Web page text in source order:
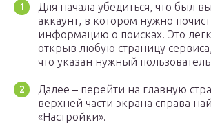
Для начала убедиться, что был
аккаунт, в котором нужно
информацию о поисках. Это
открыв любую страницу
что указан нужный
Далее – перейти на главную
верхней части экрана справа
«Настройки».